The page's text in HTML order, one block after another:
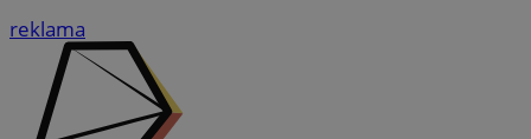
reklama